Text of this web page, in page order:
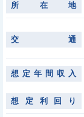
所 在 地
交 通
想 定 年 間 収 入
想 定 利 回 り